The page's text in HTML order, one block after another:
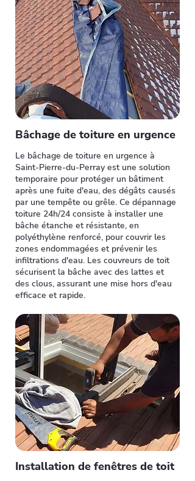
Bâchage de toiture en urgence
Le bâchage de toiture en urgence à
Saint-Pierre-du-Perray est une solution
temporaire pour protéger un bâtiment
après une fuite d'eau, des dégâts causés
par une tempête ou grêle. Ce dépannage
toiture 24h/24 consiste à installer une
bâche étanche et résistante, en
polyéthylène renforcé, pour couvrir les
zones endommagées et prévenir les
infiltrations d'eau. Les couvreurs de toit
sécurisent la bâche avec des lattes et
des clous, assurant une mise hors d'eau
efficace et rapide.
Installation de fenêtres de toit